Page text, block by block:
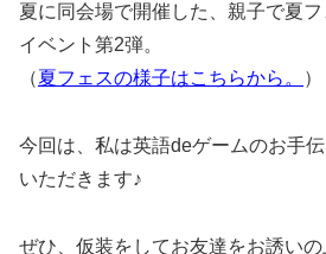
夏に同会場で開催した、親子で夏
イベント第2弾。
（夏フェスの様子はこちらから。 ）
今回は、私は英語deゲームのお手
いただきます♪
ぜひ、仮装をしてお友達をお誘いの